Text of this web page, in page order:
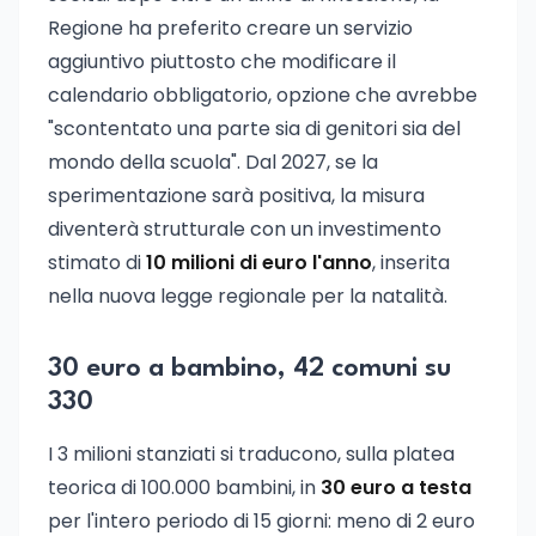
Regione ha preferito creare un servizio
aggiuntivo piuttosto che modificare il
calendario obbligatorio, opzione che avrebbe
"scontentato una parte sia di genitori sia del
mondo della scuola". Dal 2027, se la
sperimentazione sarà positiva, la misura
diventerà strutturale con un investimento
stimato di10 milioni di euro l'anno, inserita
nella nuova legge regionale per la natalità.
30 euro a bambino, 42 comuni su
330
I 3 milioni stanziati si traducono, sulla platea
teorica di 100.000 bambini, in 30 euro a testa
per l'intero periodo di 15 giorni: meno di 2 euro